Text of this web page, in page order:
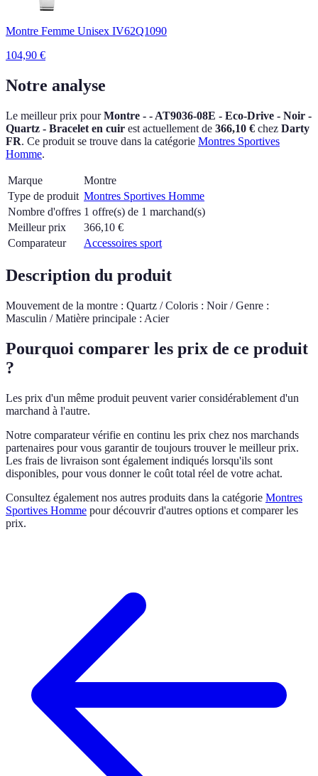
Montre Femme Unisex IV62Q1090
104,90 €
Notre analyse
Le meilleur prix pourMontre - - AT9036-08E - Eco-Drive - Noir -
Quartz - Bracelet en cuir est actuellement de 366,10 € chez Darty
FR. Ce produit se trouve dans la catégorie Montres Sportives
Homme.
Marque
Montre
Type de produit Montres Sportives Homme
Nombre d'offres 1 offre(s) de 1 marchand(s)
Meilleur prix
366,10 €
Comparateur
Accessoires sport
Description du produit
Mouvement de la montre : Quartz / Coloris : Noir / Genre :
Masculin / Matière principale : Acier
Pourquoi comparer les prix de ce produit
?
Les prix d'un même produit peuvent varier considérablement d'un
marchand à l'autre.
Notre comparateur vérifie en continu les prix chez nos marchands
partenaires pour vous garantir de toujours trouver le meilleur prix.
Les frais de livraison sont également indiqués lorsqu'ils sont
disponibles, pour vous donner le coût total réel de votre achat.
Consultez également nos autres produits dans la catégorie Montres
Sportives Homme pour découvrir d'autres options et comparer les
prix.